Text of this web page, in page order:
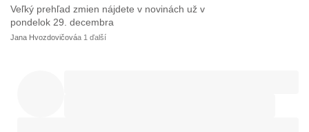
Veľký prehľad zmien nájdete v novinách už v
pondelok 29. decembra
Jana Hvozdovičováa 1 ďalší